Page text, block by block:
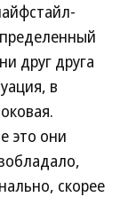
друг друга
в
это они
скорее